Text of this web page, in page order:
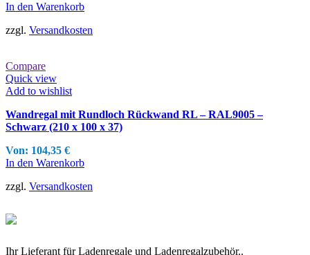
In den Warenkorb
zzgl. Versandkosten
Compare
Quick view
Add to wishlist
Wandregal mit Rundloch Rückwand RL – RAL9005 –
Schwarz (210 x 100 x 37)
Von: 104,35 €
In den Warenkorb
zzgl. Versandkosten
Ihr Lieferant für Ladenregale und Ladenregalzubehör..